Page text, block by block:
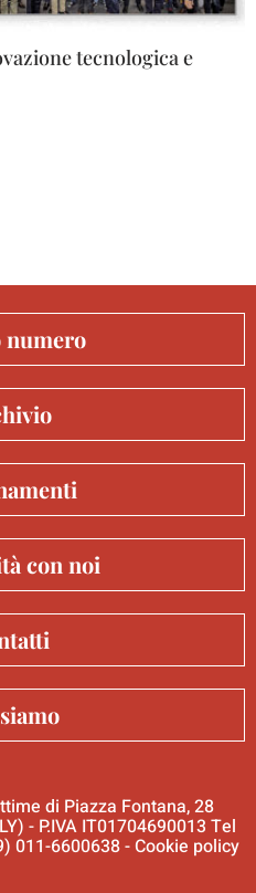
tecnologica e
con noi
di Piazza Fontana, 28
- P.IVA IT01704690013 Tel
011-6600638 -Cookie policy